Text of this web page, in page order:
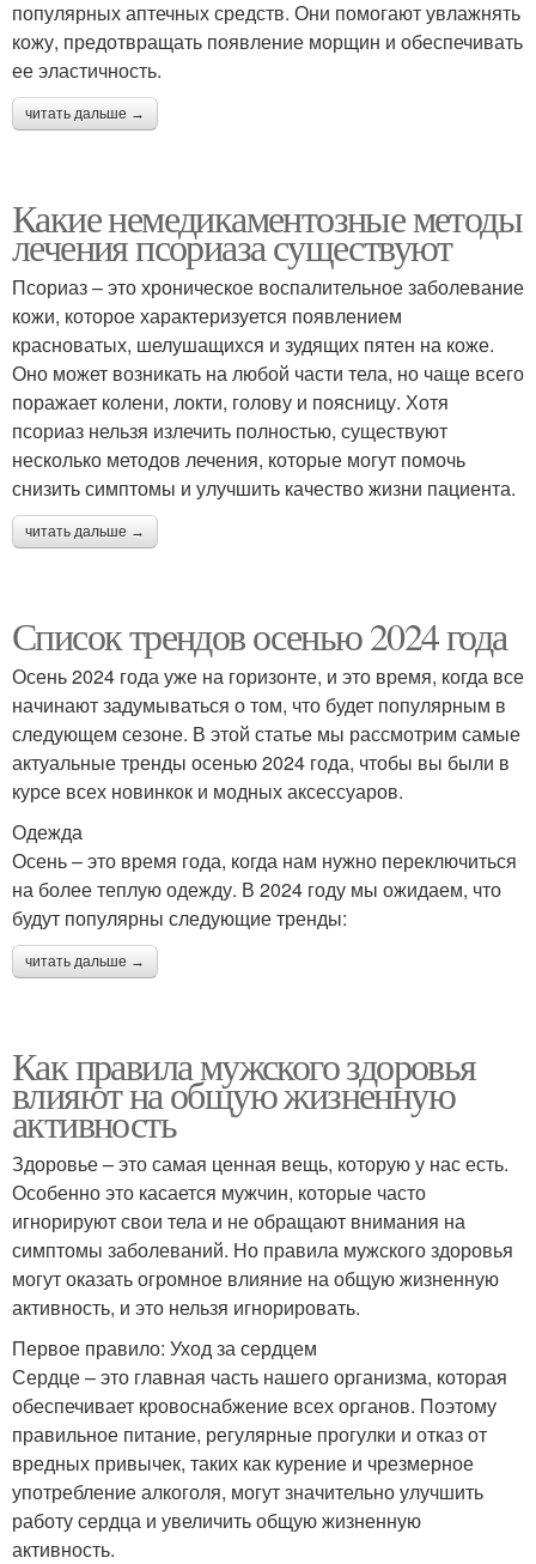
популярных аптечных средств. Они помогают увлажнять
кожу, предотвращать появление морщин и обеспечивать
ее эластичность.
читать дальше →
Какие немедикаментозные методы
лечения псориаза существуют
Псориаз – это хроническое воспалительное заболевание
кожи, которое характеризуется появлением
красноватых, шелушащихся и зудящих пятен на коже.
Оно может возникать на любой части тела, но чаще всего
поражает колени, локти, голову и поясницу. Хотя
псориаз нельзя излечить полностью, существуют
несколько методов лечения, которые могут помочь
снизить симптомы и улучшить качество жизни пациента.
читать дальше →
Список трендов осенью 2024 года
Осень 2024 года уже на горизонте, и это время, когда все
начинают задумываться о том, что будет популярным в
следующем сезоне. В этой статье мы рассмотрим самые
актуальные тренды осенью 2024 года, чтобы вы были в
курсе всех новинкок и модных аксессуаров.
Одежда
Осень – это время года, когда нам нужно переключиться
на более теплую одежду. В 2024 году мы ожидаем, что
будут популярны следующие тренды:
читать дальше →
Как правила мужского здоровья
влияют на общую жизненную
активность
Здоровье – это самая ценная вещь, которую у нас есть.
Особенно это касается мужчин, которые часто
игнорируют свои тела и не обращают внимания на
симптомы заболеваний. Но правила мужского здоровья
могут оказать огромное влияние на общую жизненную
активность, и это нельзя игнорировать.
Первое правило: Уход за сердцем
Сердце – это главная часть нашего организма, которая
обеспечивает кровоснабжение всех органов. Поэтому
правильное питание, регулярные прогулки и отказ от
вредных привычек, таких как курение и чрезмерное
употребление алкоголя, могут значительно улучшить
работу сердца и увеличить общую жизненную
активность.